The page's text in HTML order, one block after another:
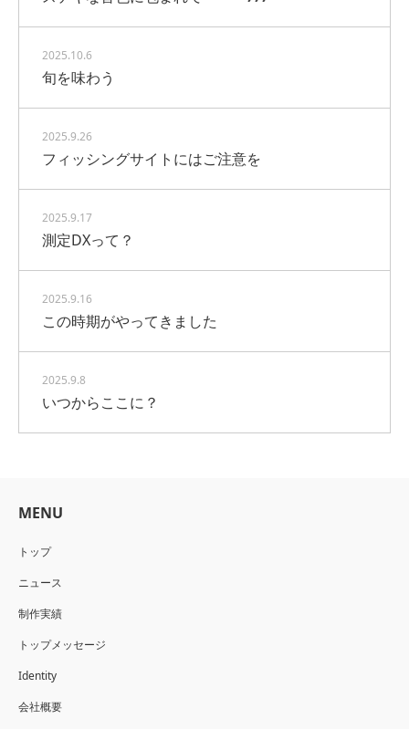
2025.10.6
旬を味わう
2025.9.26
フィッシングサイトにはご注意を
2025.9.17
測定DXって？
2025.9.16
この時期がやってきました
2025.9.8
いつからここに？
MENU
トップ
ニュース
制作実績
トップメッセージ
Identity
会社概要